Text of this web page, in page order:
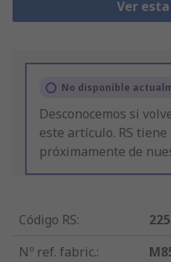
Ver
No disponible
Desconocemos si
este artículo. RS
próximamente de
Código RS:
Nº ref. fabric.: